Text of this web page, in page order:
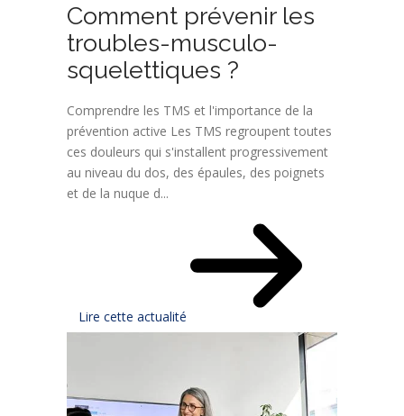
Comment prévenir les
troubles-musculo-
squelettiques ?
Comprendre les TMS et l'importance de la
prévention active Les TMS regroupent toutes
ces douleurs qui s'installent progressivement
au niveau du dos, des épaules, des poignets
et de la nuque d...
Lire cette actualité